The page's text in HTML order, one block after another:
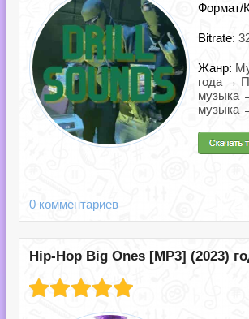
Формат/
Bitrate:
Жанр:
года →
музыка
музыка
0 комментариев
Hip-Hop Big Ones [MP3] (2023)